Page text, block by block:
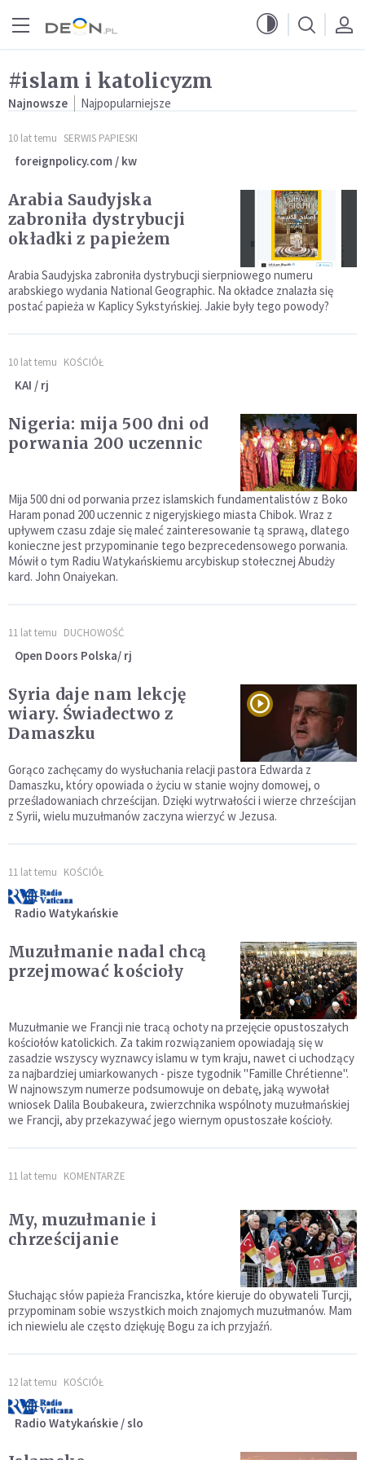
#islam i katolicyzm
Najnowsze Najpopularniejsze
10 lat temu SERWIS PAPIESKI
foreignpolicy.com / kw
Arabia Saudyjska
zabroniła dystrybucji
okładki z papieżem
Arabia Saudyjska zabroniła dystrybucji sierpniowego numeru
arabskiego wydania National Geographic. Na okładce znalazła się
postać papieża w Kaplicy Sykstyńskiej. Jakie były tego powody?
10 lat temu KOŚCIÓŁ
KAI / rj
Nigeria: mija 500 dni od
porwania 200 uczennic
Mija 500 dni od porwania przez islamskich fundamentalistów z Boko
Haram ponad 200 uczennic z nigeryjskiego miasta Chibok. Wraz z
upływem czasu zdaje się maleć zainteresowanie tą sprawą, dlatego
konieczne jest przypominanie tego bezprecedensowego porwania.
Mówił o tym Radiu Watykańskiemu arcybiskup stołecznej Abudży
kard. John Onaiyekan.
11 lat temu DUCHOWOŚĆ
Open Doors Polska/ rj
Syria daje nam lekcję
wiary. Świadectwo z
Damaszku
Gorąco zachęcamy do wysłuchania relacji pastora Edwarda z
Damaszku, który opowiada o życiu w stanie wojny domowej, o
prześladowaniach chrześcijan. Dzięki wytrwałości i wierze chrześcijan
z Syrii, wielu muzułmanów zaczyna wierzyć w Jezusa.
11 lat temu KOŚCIÓŁ
Radio Watykańskie
Muzułmanie nadal chcą
przejmować kościoły
Muzułmanie we Francji nie tracą ochoty na przejęcie opustoszałych
kościołów katolickich. Za takim rozwiązaniem opowiadają się w
zasadzie wszyscy wyznawcy islamu w tym kraju, nawet ci uchodzący
za najbardziej umiarkowanych - pisze tygodnik "Famille Chrétienne".
W najnowszym numerze podsumowuje on debatę, jaką wywołał
wniosek Dalila Boubakeura, zwierzchnika wspólnoty muzułmańskiej
we Francji, aby przekazywać jego wiernym opustoszałe kościoły.
11 lat temu KOMENTARZE
My, muzułmanie i
chrześcijanie
Słuchając słów papieża Franciszka, które kieruje do obywateli Turcji,
przypominam sobie wszystkich moich znajomych muzułmanów. Mam
ich niewielu ale często dziękuję Bogu za ich przyjaźń.
12 lat temu KOŚCIÓŁ
Radio Watykańskie / slo